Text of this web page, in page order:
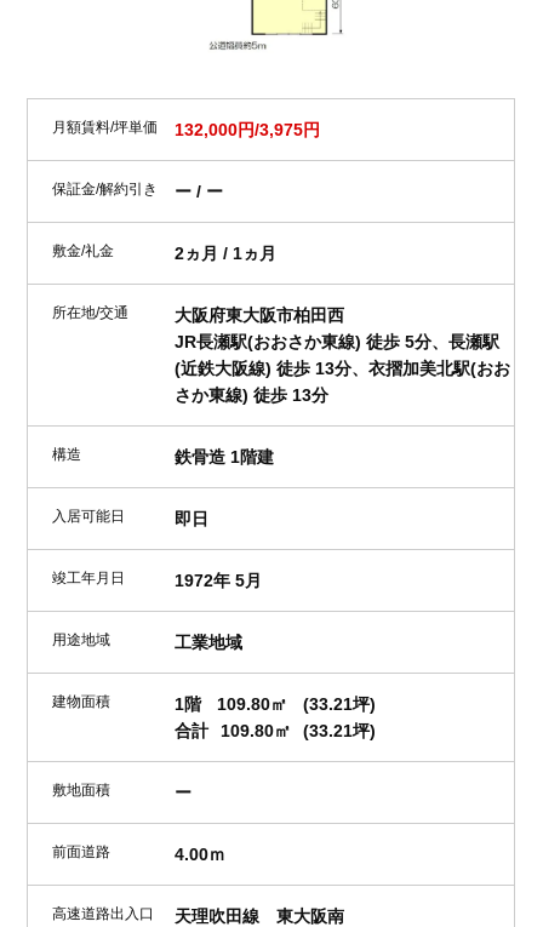
月額賃料/坪単価 132,000円/3,975円
保証金/解約引き ー / ー
敷金/礼金 2ヵ月 / 1ヵ月
所在地/交通
大阪府東大阪市柏田西
JR長瀬駅(おおさか東線) 徒歩 5分、長瀬駅
(近鉄大阪線) 徒歩 13分、衣摺加美北駅(おお
さか東線) 徒歩 13分
構造 鉄骨造 1階建
入居可能日 即日
竣工年月日 1972年 5月
用途地域 工業地域
建物面積 1階 109.80㎡
(33.21坪)
合計
109.80㎡ (33.21坪)
敷地面積 ー
前面道路 4.00ｍ
高速道路出入口 天理吹田線 東大阪南